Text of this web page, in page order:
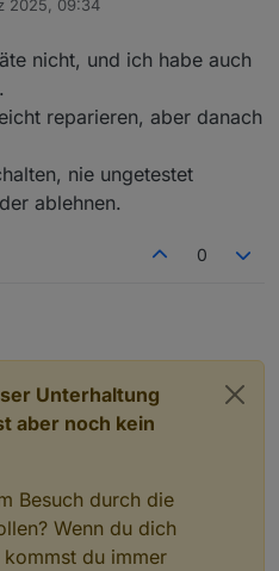
2025, 09:34
nicht, und ich habe auch
reparieren, aber danach
nie ungetestet
ablehnen.
0
Unterhaltung
aber noch kein
Besuch durch die
Wenn du dich
du immer